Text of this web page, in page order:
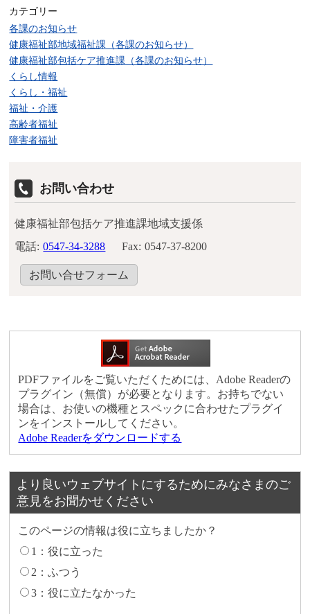
カテゴリー
各課のお知らせ
健康福祉部地域福祉課（各課のお知らせ）
健康福祉部包括ケア推進課（各課のお知らせ）
くらし情報
くらし・福祉
福祉・介護
高齢者福祉
障害者福祉
お問い合わせ
健康福祉部包括ケア推進課地域支援係
電話: 0547-34-3288 Fax: 0547-37-8200
お問い合せフォーム
PDFファイルをご覧いただくためには、Adobe Readerの
プラグイン（無償）が必要となります。お持ちでない
場合は、お使いの機種とスペックに合わせたプラグイ
ンをインストールしてください。
Adobe Readerをダウンロードする
より良いウェブサイトにするためにみなさまのご
意見をお聞かせください
このページの情報は役に立ちましたか？
1：役に立った
2：ふつう
3：役に立たなかった